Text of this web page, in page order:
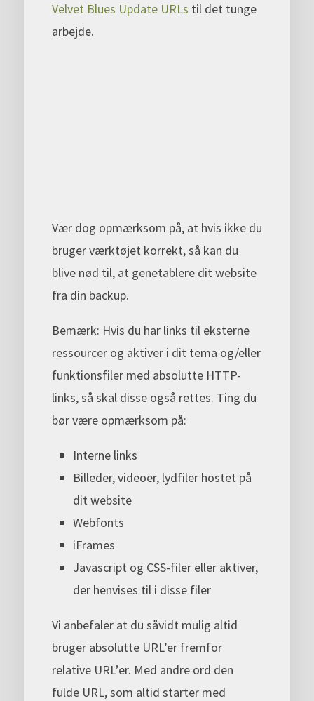
Velvet Blues Update URLs til det tunge
arbejde.
Vær dog opmærksom på, at hvis ikke du
bruger værktøjet korrekt, så kan du
blive nød til, at genetablere dit website
fra din backup.
Bemærk: Hvis du har links til eksterne
ressourcer og aktiver i dit tema og/eller
funktionsfiler med absolutte HTTP-
links, så skal disse også rettes. Ting du
bør være opmærksom på:
Interne links
Billeder, videoer, lydfiler hostet på
dit website
Webfonts
iFrames
Javascript og CSS-filer eller aktiver,
der henvises til i disse filer
Vi anbefaler at du såvidt mulig altid
bruger absolutte URL’er fremfor
relative URL’er. Med andre ord den
fulde URL, som altid starter med